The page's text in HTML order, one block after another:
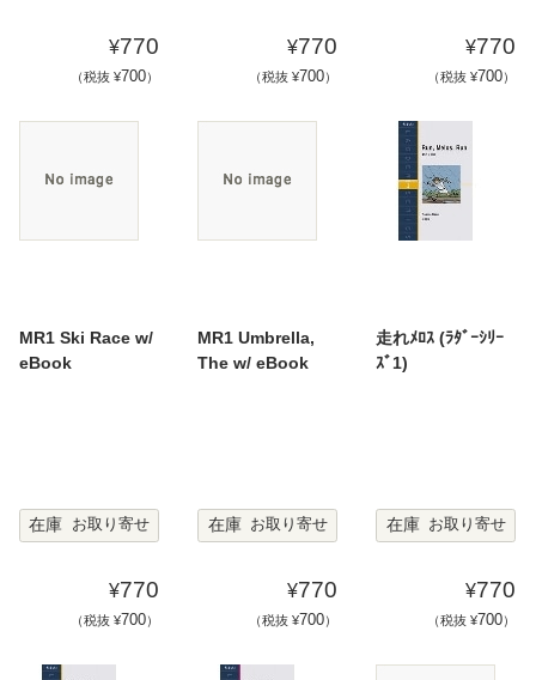
¥770
（税抜 ¥700）
¥770
（税抜 ¥700）
¥770
（税抜 ¥700）
MR1 Ski Race w/
eBook
在庫 お取り寄せ
¥770
（税抜 ¥700）
MR1 Umbrella,
The w/ eBook
在庫 お取り寄せ
¥770
（税抜 ¥700）
走れﾒﾛｽ (ﾗﾀﾞｰｼﾘｰ
ｽﾞ1)
在庫 お取り寄せ
¥770
（税抜 ¥700）